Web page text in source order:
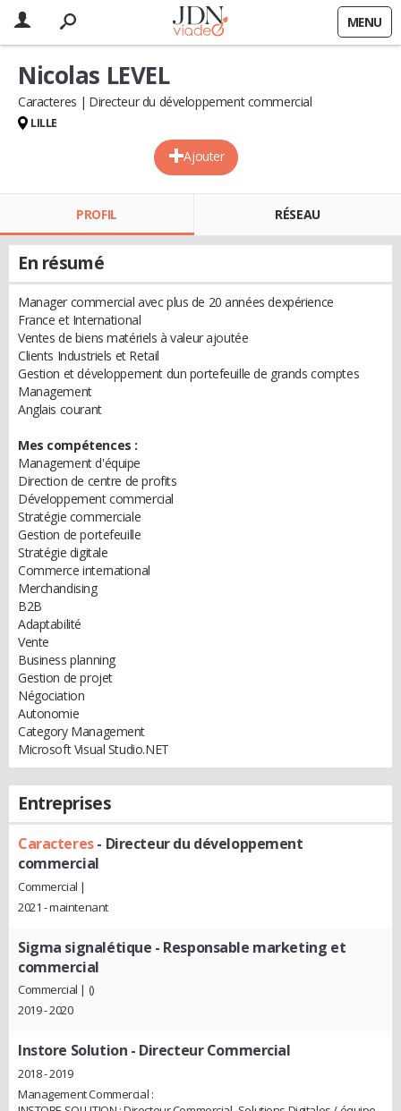
MENU
Ajouter
Nicolas LEVEL
Caracteres Directeur du développement commercial
LILLE
PROFIL RÉSEAU
En résumé
Manager commercial avec plus de 20 années dexpérience
France et International
Ventes de biens matériels à valeur ajoutée
Clients Industriels et Retail
Gestion et développement dun portefeuille de grands comptes
Management
Anglais courant
Mes compétences :
Management d'équipe
Direction de centre de profits
Développement commercial
Stratégie commerciale
Gestion de portefeuille
Stratégie digitale
Commerce international
Merchandising
B2B
Adaptabilité
Vente
Business planning
Gestion de projet
Négociation
Autonomie
Category Management
Microsoft Visual Studio.NET
Entreprises
Caracteres- Directeur du développement
commercial
Commercial |
2021 - maintenant
Sigma signalétique - Responsable marketing et
commercial
Commercial | ()
2019 - 2020
Instore Solution - Directeur Commercial
2018 - 2019
Management Commercial :